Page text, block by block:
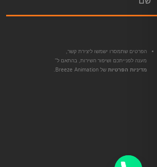
הפרטים שתמסרו ישמשו ליצירת קשר,
מענה לפנייתכם ושיפור השירות, בהתאם ל־
מדיניות הפרטיות של Breeze Animation.